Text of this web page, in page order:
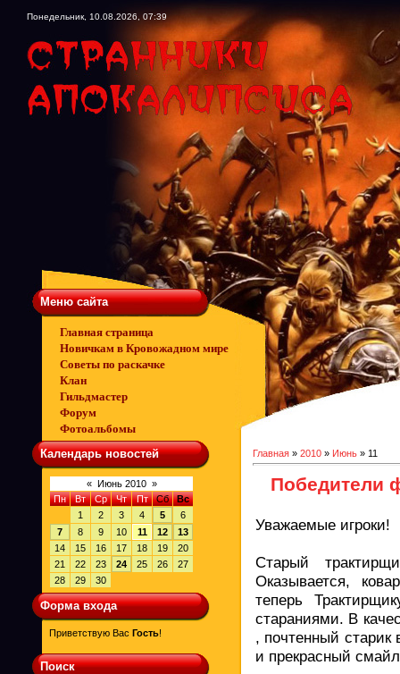
Понедельник, 10.08.2026, 07:39
Меню сайта
Главная страница
Новичкам в Кровожадном мире
Советы по раскачке
Клан
Гильдмастер
Форум
Фотоальбомы
Календарь новостей
« Июнь 2010 »
Пн
Вт Ср Чт Пт Сб
Вс
1
2 3 4 5
6
7
8 9 10 11 12
13
14
15 16 17 18 19
20
21
22 23 24 25 26
27
28
29 30
Форма входа
Приветствую Вас Гость!
Поиск
Главная » 2010 » Июнь » 11
Победители
Уважаемые игроки!
Старый
Оказывается,
теперь
стараниями. В
, почтенный старик
и прекрасный